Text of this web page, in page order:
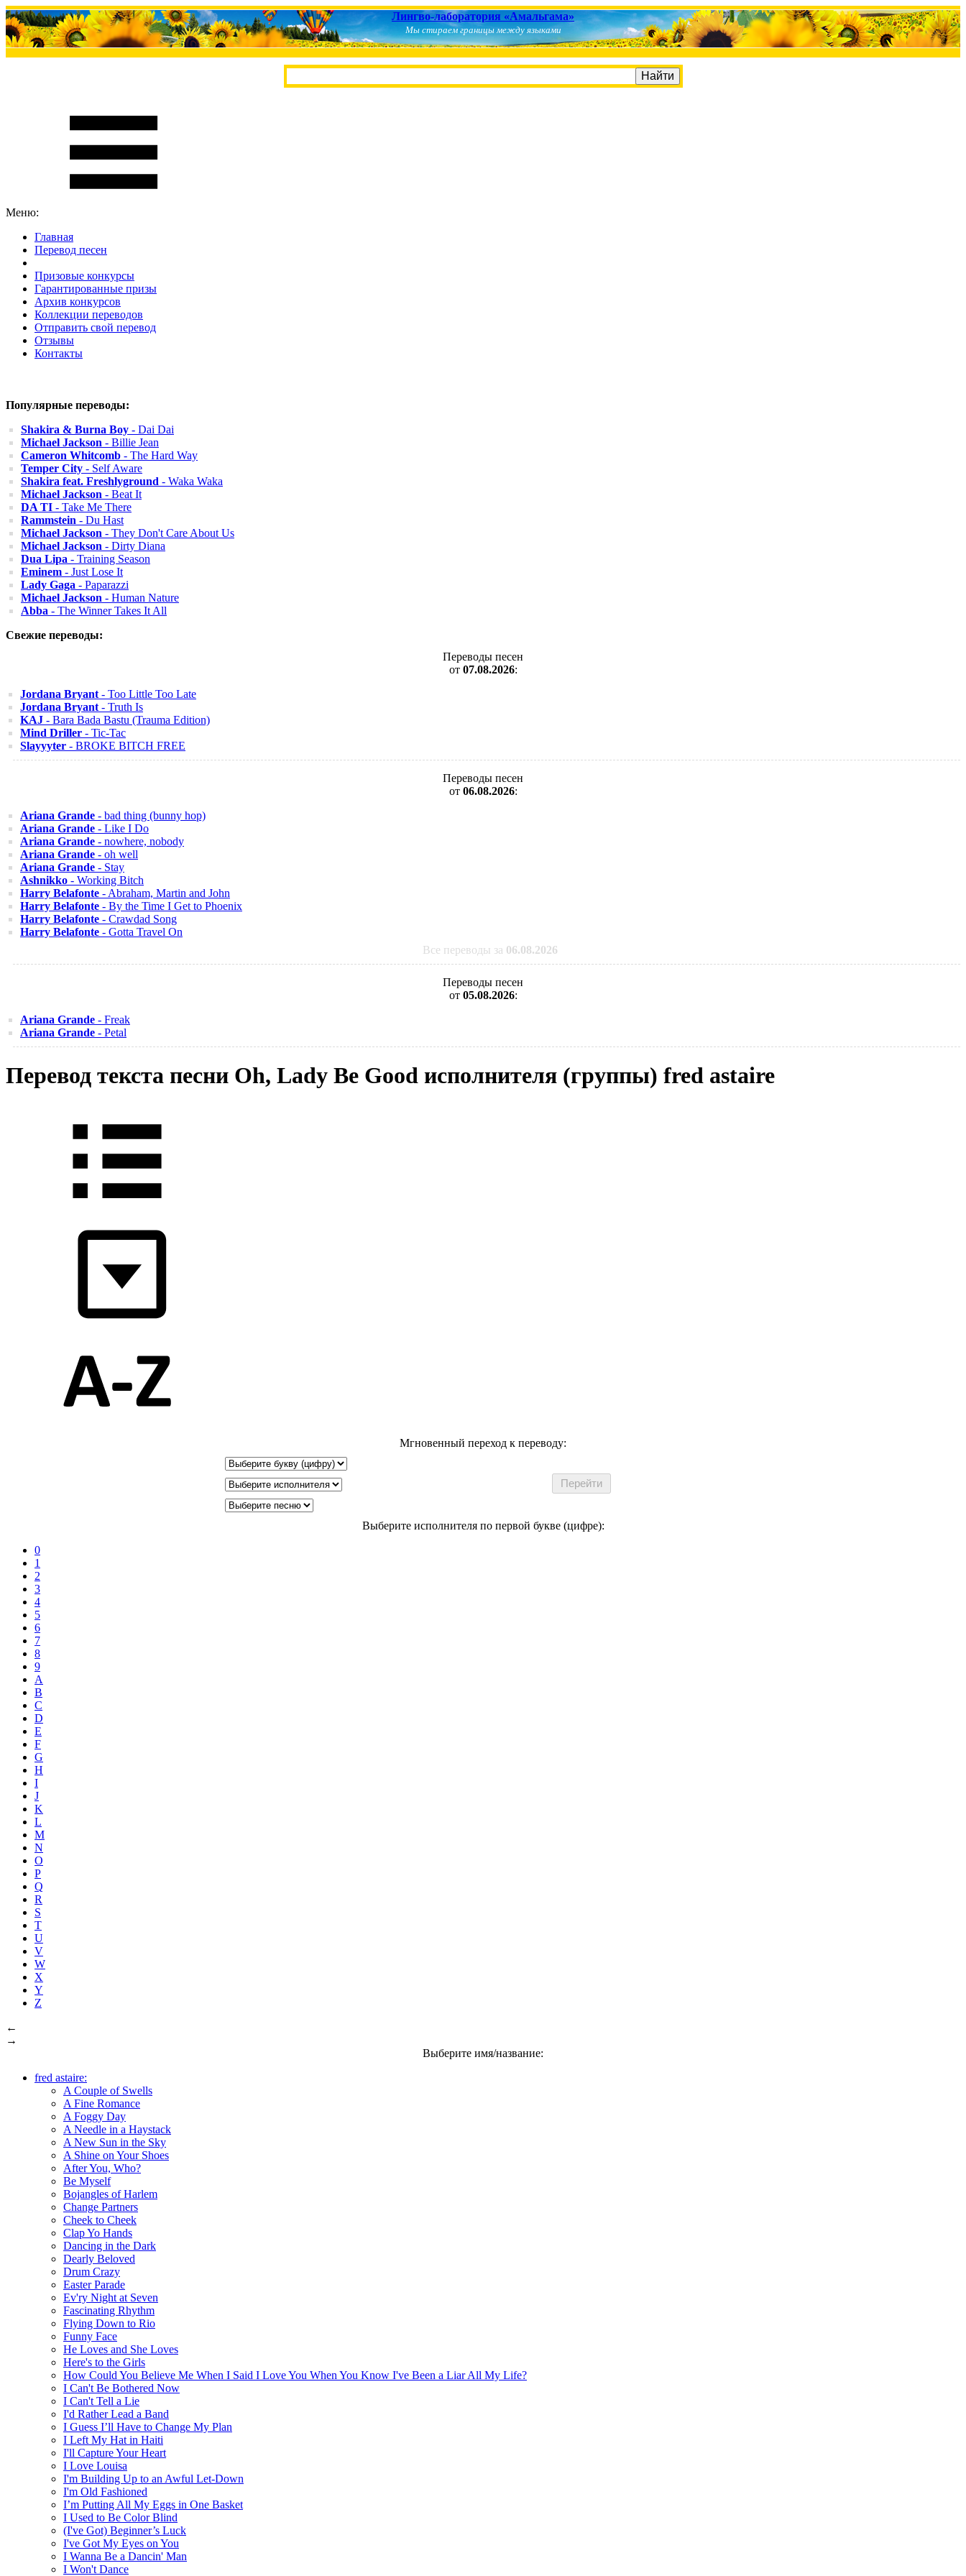
Лингво-лаборатория «Амальгама»
Мы стираем границы между языками
Меню:
Главная
Перевод песен
Призовые конкурсы
Гарантированные призы
Архив конкурсов
Коллекции переводов
Отправить свой перевод
Отзывы
Контакты
Популярные переводы:
Shakira & Burna Boy - Dai Dai
Michael Jackson - Billie Jean
Cameron Whitcomb - The Hard Way
Temper City - Self Aware
Shakira feat. Freshlyground - Waka Waka
Michael Jackson - Beat It
DA TI - Take Me There
Rammstein - Du Hast
Michael Jackson - They Don't Care About Us
Michael Jackson - Dirty Diana
Dua Lipa - Training Season
Eminem - Just Lose It
Lady Gaga - Paparazzi
Michael Jackson - Human Nature
Abba - The Winner Takes It All
Свежие переводы:
Переводы песен
от 07.08.2026:
Jordana Bryant - Too Little Too Late
Jordana Bryant - Truth Is
KAJ - Bara Bada Bastu (Trauma Edition)
Mind Driller - Tic-Tac
Slayyyter - BROKE BITCH FREE
Переводы песен
от 06.08.2026:
Ariana Grande - bad thing (bunny hop)
Ariana Grande - Like I Do
Ariana Grande - nowhere, nobody
Ariana Grande - oh well
Ariana Grande - Stay
Ashnikko - Working Bitch
Harry Belafonte - Abraham, Martin and John
Harry Belafonte - By the Time I Get to Phoenix
Harry Belafonte - Crawdad Song
Harry Belafonte - Gotta Travel On
Все переводы за 06.08.2026
Переводы песен
от 05.08.2026:
Ariana Grande - Freak
Ariana Grande - Petal
Перевод текста песни Oh, Lady Be Good исполнителя (группы) fred astaire
Мгновенный переход к переводу:
Выберите исполнителя по первой букве (цифре):
0
1
2
3
4
5
6
7
8
9
A
B
C
D
E
F
G
H
I
J
K
L
M
N
O
P
Q
R
S
T
U
V
W
X
Y
Z
←
→
Выберите имя/название:
fred astaire:
A Couple of Swells
A Fine Romance
A Foggy Day
A Needle in a Haystack
A New Sun in the Sky
A Shine on Your Shoes
After You, Who?
Be Myself
Bojangles of Harlem
Change Partners
Cheek to Cheek
Clap Yo Hands
Dancing in the Dark
Dearly Beloved
Drum Crazy
Easter Parade
Ev'ry Night at Seven
Fascinating Rhythm
Flying Down to Rio
Funny Face
He Loves and She Loves
Here's to the Girls
How Could You Believe Me When I Said I Love You When You Know I've Been a Liar All My Life?
I Can't Be Bothered Now
I Can't Tell a Lie
I'd Rather Lead a Band
I Guess I’ll Have to Change My Plan
I Left My Hat in Haiti
I'll Capture Your Heart
I Love Louisa
I'm Building Up to an Awful Let-Down
I'm Old Fashioned
I’m Putting All My Eggs in One Basket
I Used to Be Color Blind
(I've Got) Beginner’s Luck
I've Got My Eyes on You
I Wanna Be a Dancin' Man
I Won't Dance